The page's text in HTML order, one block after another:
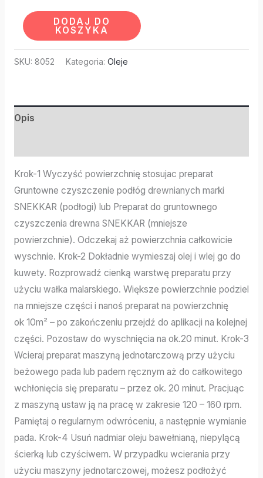
DODAJ DO
KOSZYKA
SKU: 8052 Kategoria: Oleje
Opis
Krok-1 Wyczyść powierzchnię stosujac preparat
Gruntowne czyszczenie podłóg drewnianych marki
SNEKKAR (podłogi) lub Preparat do gruntownego
czyszczenia drewna SNEKKAR (mniejsze
powierzchnie). Odczekaj aż powierzchnia całkowicie
wyschnie. Krok-2 Dokładnie wymieszaj olej i wlej go do
kuwety. Rozprowadź cienką warstwę preparatu przy
użyciu wałka malarskiego. Większe powierzchnie podziel
na mniejsze części i nanoś preparat na powierzchnię
ok 10m² – po zakończeniu przejdź do aplikacji na kolejnej
części. Pozostaw do wyschnięcia na ok.20 minut. Krok-3
Wcieraj preparat maszyną jednotarczową przy użyciu
beżowego pada lub padem ręcznym aż do całkowitego
wchłonięcia się preparatu – przez ok. 20 minut. Pracjuąc
z maszyną ustaw ją na pracę w zakresie 120 – 160 rpm.
Pamiętaj o regularnym odwróceniu, a następnie wymianie
pada. Krok-4 Usuń nadmiar oleju bawełnianą, niepylącą
ścierką lub czyściwem. W przypadku wcierania przy
użyciu maszyny jednotarczowej, możesz podłożyć